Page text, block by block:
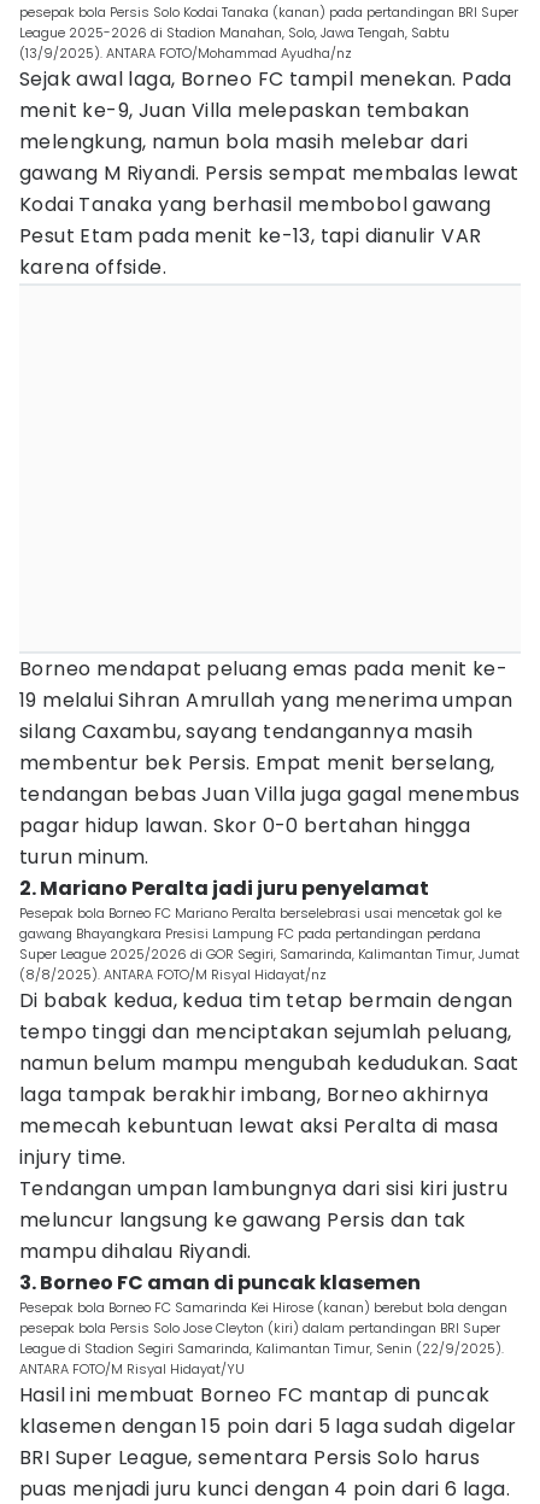
pesepak bola Persis Solo Kodai Tanaka (kanan) pada pertandingan BRI Super
League 2025-2026 di Stadion Manahan, Solo, Jawa Tengah, Sabtu
(13/9/2025). ANTARA FOTO/Mohammad Ayudha/nz
Sejak awal laga, Borneo FC tampil menekan. Pada
menit ke-9, Juan Villa melepaskan tembakan
melengkung, namun bola masih melebar dari
gawang M Riyandi. Persis sempat membalas lewat
Kodai Tanaka yang berhasil membobol gawang
Pesut Etam pada menit ke-13, tapi dianulir VAR
karena offside.
Borneo mendapat peluang emas pada menit ke-
19 melalui Sihran Amrullah yang menerima umpan
silang Caxambu, sayang tendangannya masih
membentur bek Persis. Empat menit berselang,
tendangan bebas Juan Villa juga gagal menembus
pagar hidup lawan. Skor 0-0 bertahan hingga
turun minum.
2. Mariano Peralta jadi juru penyelamat
Pesepak bola Borneo FC Mariano Peralta berselebrasi usai mencetak gol ke
gawang Bhayangkara Presisi Lampung FC pada pertandingan perdana
Super League 2025/2026 di GOR Segiri, Samarinda, Kalimantan Timur, Jumat
(8/8/2025). ANTARA FOTO/M Risyal Hidayat/nz
Di babak kedua, kedua tim tetap bermain dengan
tempo tinggi dan menciptakan sejumlah peluang,
namun belum mampu mengubah kedudukan. Saat
laga tampak berakhir imbang, Borneo akhirnya
memecah kebuntuan lewat aksi Peralta di masa
injury time.
Tendangan umpan lambungnya dari sisi kiri justru
meluncur langsung ke gawang Persis dan tak
mampu dihalau Riyandi.
3. Borneo FC aman di puncak klasemen
Pesepak bola Borneo FC Samarinda Kei Hirose (kanan) berebut bola dengan
pesepak bola Persis Solo Jose Cleyton (kiri) dalam pertandingan BRI Super
League di Stadion Segiri Samarinda, Kalimantan Timur, Senin (22/9/2025).
ANTARA FOTO/M Risyal Hidayat/YU
Hasil ini membuat Borneo FC mantap di puncak
klasemen dengan 15 poin dari 5 laga sudah digelar
BRI Super League, sementara Persis Solo harus
puas menjadi juru kunci dengan 4 poin dari 6 laga.